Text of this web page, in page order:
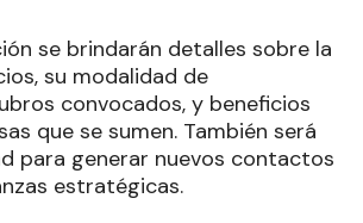
se brindarán detalles sobre la
su modalidad de
convocados, y beneficios
que se sumen. También será
para generar nuevos contactos
estratégicas.